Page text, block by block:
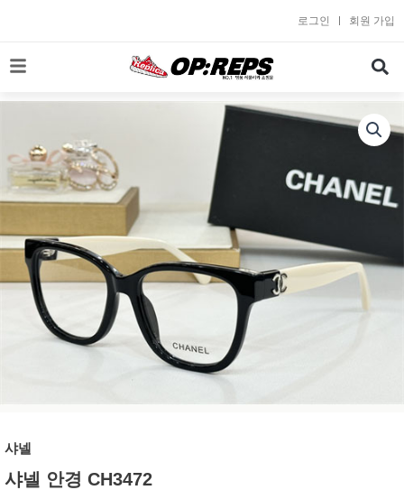
로
기
로그인 회원 가입
샤넬
샤넬 안경 CH3472